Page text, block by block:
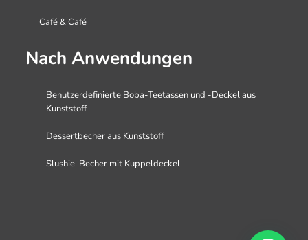
Café & Café
Nach Anwendungen
Benutzerdefinierte Boba-Teetassen und -Deckel aus
Kunststoff
Dessertbecher aus Kunststoff
Slushie-Becher mit Kuppeldeckel